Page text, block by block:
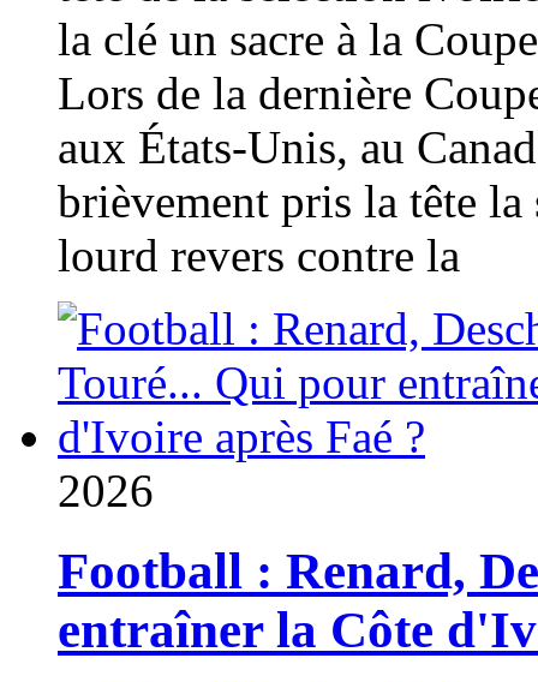
la clé un sacre à la
Lors de la dernière
aux États-Unis, au
brièvement pris la tête
lourd revers contre la
2026
Football : Renard,
entraîner la Côte